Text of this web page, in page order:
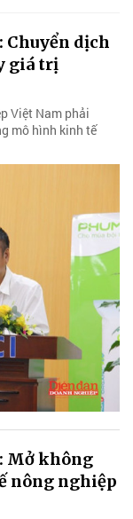
Chuyển dịch
giá trị
Việt Nam phải
mô hình kinh tế
Mở không
nông nghiệp